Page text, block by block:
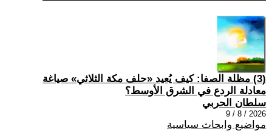
(3) مظلة الصفا: كيف يُعيد «حلف مكة الثلاثي» صياغة
معادلة الردع في الشرق الأوسط؟
سلطان الحربي
2026 / 8 / 9
مواضيع وابحاث سياسية